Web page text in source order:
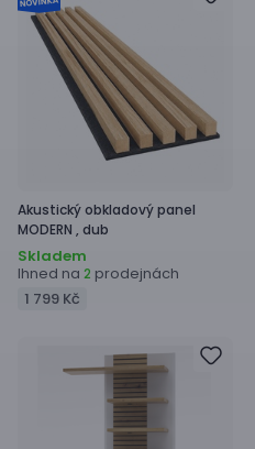
Akustický obkladový panel
MODERN , dub
Skladem
Ihned na 2 prodejnách
1 799 Kč